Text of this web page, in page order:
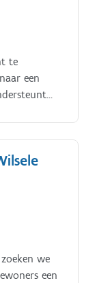
te
een
we
een